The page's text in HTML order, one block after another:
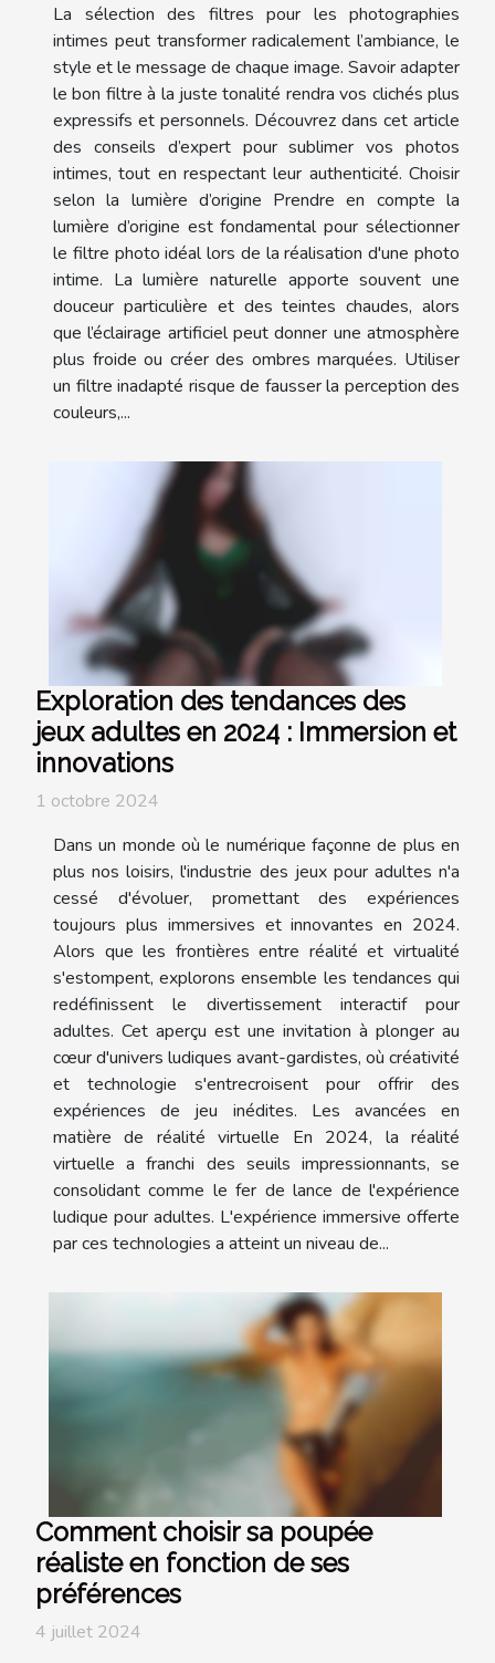
La sélection des filtres pour les photographies
intimes peut transformer radicalement l’ambiance, le
style et le message de chaque image. Savoir adapter
le bon filtre à la juste tonalité rendra vos clichés plus
expressifs et personnels. Découvrez dans cet article
des conseils d’expert pour sublimer vos photos
intimes, tout en respectant leur authenticité. Choisir
selon la lumière d’origine Prendre en compte la
lumière d’origine est fondamental pour sélectionner
le filtre photo idéal lors de la réalisation d'une photo
intime. La lumière naturelle apporte souvent une
douceur particulière et des teintes chaudes, alors
que l’éclairage artificiel peut donner une atmosphère
plus froide ou créer des ombres marquées. Utiliser
un filtre inadapté risque de fausser la perception des
couleurs,...
Exploration des tendances des
jeux adultes en 2024 : Immersion et
innovations
1 octobre 2024
Dans un monde où le numérique façonne de plus en
plus nos loisirs, l'industrie des jeux pour adultes n'a
cessé d'évoluer, promettant des expériences
toujours plus immersives et innovantes en 2024.
Alors que les frontières entre réalité et virtualité
s'estompent, explorons ensemble les tendances qui
redéfinissent le divertissement interactif pour
adultes. Cet aperçu est une invitation à plonger au
cœur d'univers ludiques avant-gardistes, où créativité
et technologie s'entrecroisent pour offrir des
expériences de jeu inédites. Les avancées en
matière de réalité virtuelle En 2024, la réalité
virtuelle a franchi des seuils impressionnants, se
consolidant comme le fer de lance de l'expérience
ludique pour adultes. L'expérience immersive offerte
par ces technologies a atteint un niveau de...
Comment choisir sa poupée
réaliste en fonction de ses
préférences
4 juillet 2024